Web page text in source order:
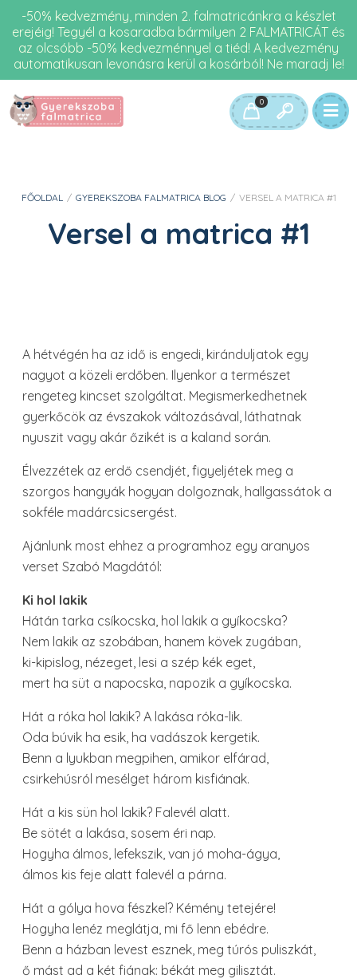
-50% kedvezmény, minden 2. falmatricánkra a készlet
erejéig! Tegyél a kosaradba bármilyen 2 FALMATRICÁT és
az olcsóbb -50% kedvezménnyel a tiéd! A kedvezmény
automatikusan levonásra kerül a kosárból! Ne maradj le!
0
FŐOLDAL / GYEREKSZOBA FALMATRICA BLOG / VERSEL A MATRICA #1
Versel a matrica #1
A hétvégén ha az idő is engedi, kiránduljatok egy
nagyot a közeli erdőben. Ilyenkor a természet
rengeteg kincset szolgáltat. Megismerkedhetnek
gyerkőcök az évszakok változásával, láthatnak
nyuszit vagy akár őzikét is a kaland során.
Élvezzétek az erdő csendjét, figyeljétek meg a
szorgos hangyák hogyan dolgoznak, hallgassátok a
sokféle madárcsicsergést.
Ajánlunk most ehhez a programhoz egy aranyos
verset Szabó Magdától:
Ki hol lakik
Hátán tarka csíkocska, hol lakik a gyíkocska?
Nem lakik az szobában, hanem kövek zugában,
ki-kipislog, nézeget, lesi a szép kék eget,
mert ha süt a napocska, napozik a gyíkocska.
Hát a róka hol lakik? A lakása róka-lik.
Oda búvik ha esik, ha vadászok kergetik.
Benn a lyukban megpihen, amikor elfárad,
csirkehúsról mesélget három kisfiának.
Hát a kis sün hol lakik? Falevél alatt.
Be sötét a lakása, sosem éri nap.
Hogyha álmos, lefekszik, van jó moha-ágya,
álmos kis feje alatt falevél a párna.
Hát a gólya hova fészkel? Kémény tetejére!
Hogyha lenéz meglátja, mi fő lenn ebédre.
Benn a házban levest esznek, meg túrós puliszkát,
ő mást ad a két fiának: békát meg gilisztát.